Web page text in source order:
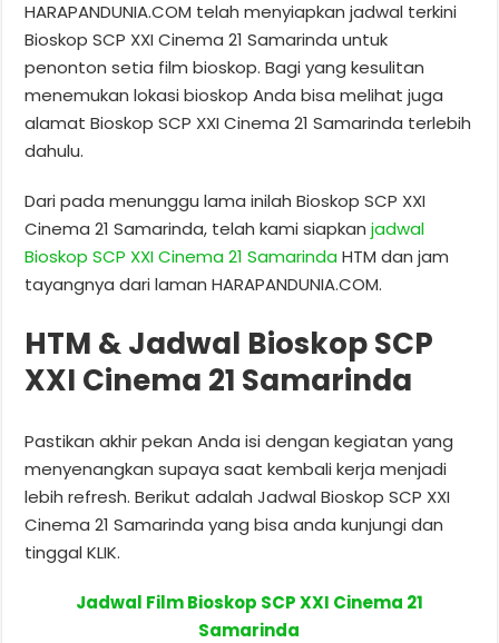
HARAPANDUNIA.COM telah menyiapkan jadwal terkini
Bioskop SCP XXI Cinema 21 Samarinda untuk
penonton setia film bioskop. Bagi yang kesulitan
menemukan lokasi bioskop Anda bisa melihat juga
alamat Bioskop SCP XXI Cinema 21 Samarinda terlebih
dahulu.
Dari pada menunggu lama inilah Bioskop SCP XXI
Cinema 21 Samarinda, telah kami siapkanjadwal
Bioskop SCP XXI Cinema 21 Samarinda HTM dan jam
tayangnya dari laman HARAPANDUNIA.COM.
HTM & Jadwal Bioskop SCP
XXI Cinema 21 Samarinda
Pastikan akhir pekan Anda isi dengan kegiatan yang
menyenangkan supaya saat kembali kerja menjadi
lebih refresh. Berikut adalah Jadwal Bioskop SCP XXI
Cinema 21 Samarinda yang bisa anda kunjungi dan
tinggal KLIK.
Jadwal Film Bioskop SCP XXI Cinema 21
Samarinda